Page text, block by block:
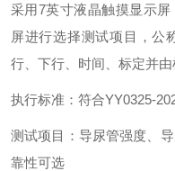
采用7英寸液晶触摸显示
屏进行选择测试项目，公
行、下行、时间、标定并由
执行标准：符合YY0325-
测试项目：导尿管强度、
靠性可选